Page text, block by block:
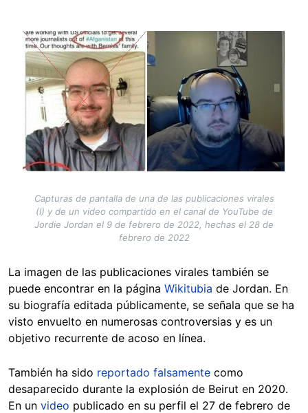
Image
Capturas de pantalla de una de las publicaciones virales
(I) y de un video compartido en el canal de YouTube de
Jordie Jordan el 9 de febrero de 2022, hechas el 28 de
febrero de 2022
La imagen de las publicaciones virales también se
puede encontrar en la página Wikitubia de Jordan. En
su biografía editada públicamente, se señala que se ha
visto envuelto en numerosas controversias y es un
objetivo recurrente de acoso en línea.
También ha sido reportado falsamente como
desaparecido durante la explosión de Beirut en 2020.
En un video publicado en su perfil el 27 de febrero de